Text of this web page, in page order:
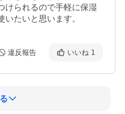
けられるので手軽に保湿
たいと思います。
違反報告 いいね 1